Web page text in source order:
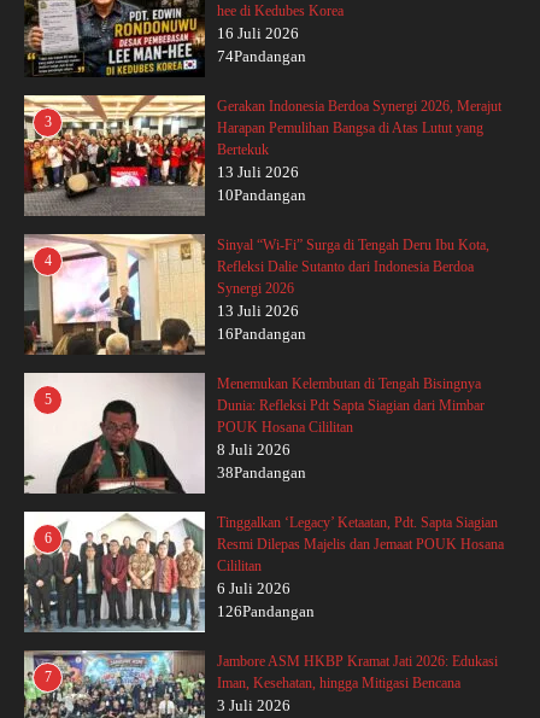
hee di Kedubes Korea
16 Juli 2026
74Pandangan
3
Gerakan Indonesia Berdoa Synergi 2026, Merajut
Harapan Pemulihan Bangsa di Atas Lutut yang
Bertekuk
13 Juli 2026
10Pandangan
4
Sinyal “Wi-Fi” Surga di Tengah Deru Ibu Kota,
Refleksi Dalie Sutanto dari Indonesia Berdoa
Synergi 2026
13 Juli 2026
16Pandangan
5
Menemukan Kelembutan di Tengah Bisingnya
Dunia: Refleksi Pdt Sapta Siagian dari Mimbar
POUK Hosana Cililitan
8 Juli 2026
38Pandangan
6
Tinggalkan ‘Legacy’ Ketaatan, Pdt. Sapta Siagian
Resmi Dilepas Majelis dan Jemaat POUK Hosana
Cililitan
6 Juli 2026
126Pandangan
7
Jambore ASM HKBP Kramat Jati 2026: Edukasi
Iman, Kesehatan, hingga Mitigasi Bencana
3 Juli 2026